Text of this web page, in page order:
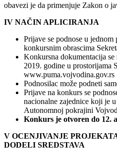
obavezi je da primenjuje Zakon o
IV NAČIN APLICIRANJA
Prijave se podnose u
konkursnim obrascima
Konkursna dokumentacija
2019. godine u prostorijama
www.puma.vojvodina.gov.rs
Podnosilac može podneti
Prijave na konkurs se
nacionalne zajednice koji je
Autonomnoj pokrajini
Konkurs je otvoren do 12.
V OCENJIVANJE
DODELI SREDSTAVA